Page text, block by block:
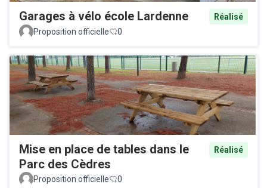
Garages à vélo école Lardenne
Réalisé
Proposition officielle
0
Mise en place de tables dans le
Parc des Cèdres
Réalisé
Proposition officielle 0